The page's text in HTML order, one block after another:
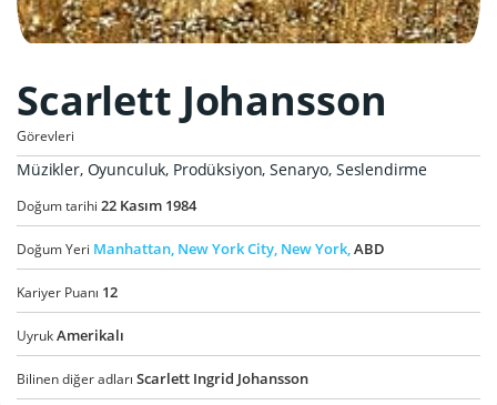
Scarlett Johansson
Görevleri
Müzikler, Oyunculuk, Prodüksiyon, Senaryo, Seslendirme
Doğum tarihi 22 Kasım 1984
Doğum Yeri Manhattan, New York City, New York,ABD
Kariyer Puanı 12
UyrukAmerikalı
Bilinen diğer adları Scarlett Ingrid Johansson